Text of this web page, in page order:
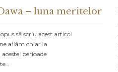
– luna meritelor
să scriu acest articol
aflăm chiar la
perioade